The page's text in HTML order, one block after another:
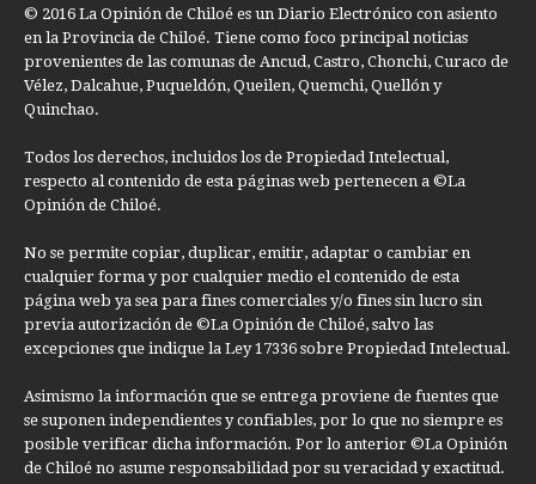
© 2016 La Opinión de Chiloé es un Diario Electrónico con asiento
en la Provincia de Chiloé. Tiene como foco principal noticias
provenientes de las comunas de Ancud, Castro, Chonchi, Curaco de
Vélez, Dalcahue, Puqueldón, Queilen, Quemchi, Quellón y
Quinchao.
Todos los derechos, incluidos los de Propiedad Intelectual,
respecto al contenido de esta páginas web pertenecen a ©La
Opinión de Chiloé.
No se permite copiar, duplicar, emitir, adaptar o cambiar en
cualquier forma y por cualquier medio el contenido de esta
página web ya sea para fines comerciales y/o fines sin lucro sin
previa autorización de ©La Opinión de Chiloé, salvo las
excepciones que indique la Ley 17336 sobre Propiedad Intelectual.
Asimismo la información que se entrega proviene de fuentes que
se suponen independientes y confiables, por lo que no siempre es
posible verificar dicha información. Por lo anterior ©La Opinión
de Chiloé no asume responsabilidad por su veracidad y exactitud.